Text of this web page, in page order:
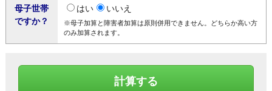
母子世帯
ですか？
はい いいえ
※母子加算と障害者加算は原則併用できません。どちらか高い方
のみ加算されます。